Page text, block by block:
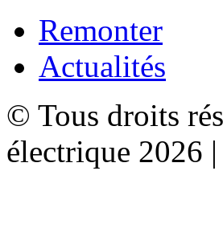
Remonter
Actualités
© Tous droits
électrique 2026